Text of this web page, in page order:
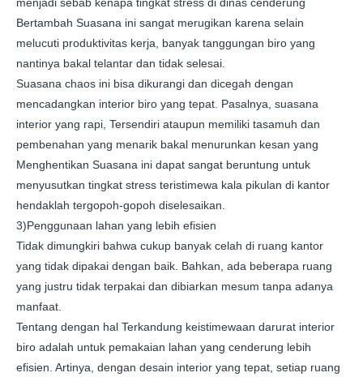
Bertambah Suasana ini sangat merugikan karena selain
melucuti produktivitas kerja, banyak tanggungan biro yang
nantinya bakal telantar dan tidak selesai.
Suasana chaos ini bisa dikurangi dan dicegah dengan
mencadangkan interior biro yang tepat. Pasalnya, suasana
interior yang rapi, Tersendiri ataupun memiliki tasamuh dan
pembenahan yang menarik bakal menurunkan kesan yang
Menghentikan Suasana ini dapat sangat beruntung untuk
menyusutkan tingkat stress teristimewa kala pikulan di kantor
hendaklah tergopoh-gopoh diselesaikan.
3)Penggunaan lahan yang lebih efisien
Tidak dimungkiri bahwa cukup banyak celah di ruang kantor
yang tidak dipakai dengan baik. Bahkan, ada beberapa ruang
yang justru tidak terpakai dan dibiarkan mesum tanpa adanya
manfaat.
Tentang dengan hal Terkandung keistimewaan darurat interior
biro adalah untuk pemakaian lahan yang cenderung lebih
efisien. Artinya, dengan desain interior yang tepat, setiap ruang